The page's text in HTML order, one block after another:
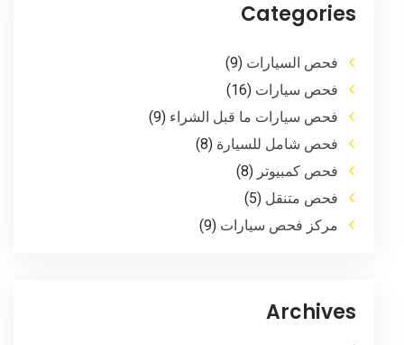
Categories
فحص السيارات (9)
فحص سيارات (16)
فحص سيارات ما قبل الشراء (9)
فحص شامل للسيارة (8)
فحص كمبيوتر (8)
فحص متنقل (5)
مركز فحص سيارات (9)
Archives